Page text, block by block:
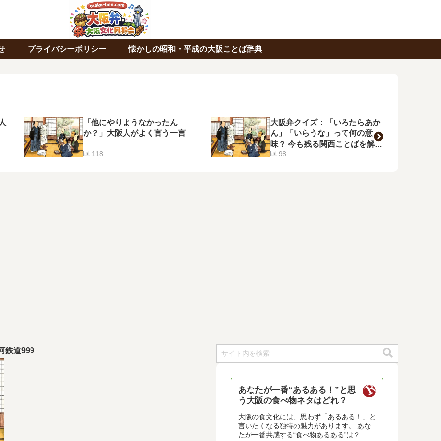
プライバシーポリシー 懐かしの昭和・平成の大阪ことば辞典
「他にやりようなかったん
か？」大阪人がよく言う一言
118
大阪弁クイズ：「いろたらあか
ん」「いらうな」って何の意
味？ 今も残る関西ことばを解
説！
98
鉄道999